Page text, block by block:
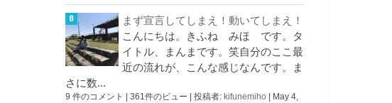
まず宣言してしまえ！動いてしまえ！
こんにちは。きふね みほ です。タ
イトル、まんまです。笑自分のここ最
近の流れが、こんな感じなんです。ま
さに数...
9 件のコメント 361件のビュー 投稿者: kifunemiho
May 4,